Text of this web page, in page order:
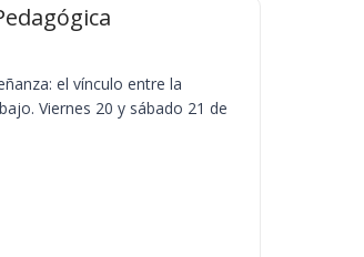
el vínculo entre la
Viernes 20 y sábado 21 de